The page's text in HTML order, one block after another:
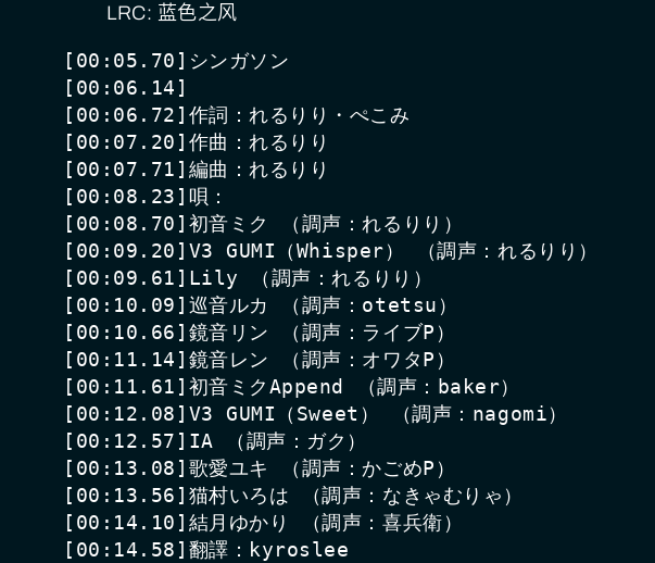
LRC: 蓝色之风
[00:05.70]シンガソン
[00:06.14]
[00:06.72]作詞：れるりり・ぺこみ
[00:07.20]作曲：れるりり
[00:07.71]編曲：れるりり
[00:08.23]唄：
[00:08.70]初音ミク （調声：れるりり）
[00:09.20]V3 GUMI（Whisper） （調声：れるりり）
[00:09.61]Lily （調声：れるりり）
[00:10.09]巡音ルカ （調声：otetsu）
[00:10.66]鏡音リン （調声：ライブP）
[00:11.14]鏡音レン （調声：オワタP）
[00:11.61]初音ミクAppend （調声：baker）
[00:12.08]V3 GUMI（Sweet） （調声：nagomi）
[00:12.57]IA （調声：ガク）
[00:13.08]歌愛ユキ （調声：かごめP）
[00:13.56]猫村いろは （調声：なきゃむりゃ）
[00:14.10]結月ゆかり （調声：喜兵衛）
[00:14.58]翻譯：kyroslee